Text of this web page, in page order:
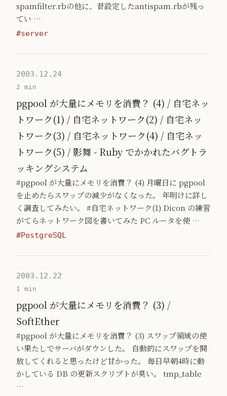
spamfilter.rbの他に、昔設定したantispam.rbが残っ
てい …
#server
2003.12.24
2 min
pgpool が大量にメモリを消費？ (4) / 自宅ネッ
トワーク(1) / 自宅ネットワーク(2) / 自宅ネッ
トワーク(3) / 自宅ネットワーク(4) / 自宅ネッ
トワーク(5) / 影舞 - Ruby でかかれたバグトラ
ッキングシステム
#pgpool が大量にメモリを消費？ (4) 月曜日に pgpool
を止めたらスワップの減少がなくなった。 年明けに詳し
く調査してみたい。 #自宅ネットワーク(1) Dicon の練習
がてらネットワーク図を書いてみた PC ルータを使 …
#PostgreSQL
2003.12.22
1 min
pgpool が大量にメモリを消費？ (3) /
SoftEther
#pgpool が大量にメモリを消費？ (3) スワップ領域の使
い果たしでサーバがダウンした。 自動的にスワップを開
放してくれると思ったけど甘かった。 毎日早朝4時に動
かしている DB の更新スクリプトが臭い。 tmp_table
…